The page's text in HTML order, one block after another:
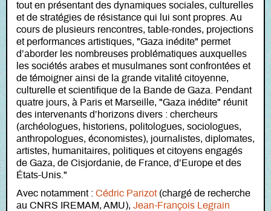
tout en présentant des dynamiques sociales, culturelles
et de stratégies de résistance qui lui sont propres. Au
cours de plusieurs rencontres, table-rondes, projections
et performances artistiques, "Gaza inédite" permet
d’aborder les nombreuses problématiques auxquelles
les sociétés arabes et musulmanes sont confrontées et
de témoigner ainsi de la grande vitalité citoyenne,
culturelle et scientifique de la Bande de Gaza. Pendant
quatre jours, à Paris et Marseille, "Gaza inédite" réunit
des intervenants d’horizons divers : chercheurs
(archéologues, historiens, politologues, sociologues,
anthropologues, économistes), journalistes, diplomates,
artistes, humanitaires, politiques et citoyens engagés
de Gaza, de Cisjordanie, de France, d’Europe et des
États-Unis."
Avec notamment : Cédric Parizot(chargé de recherche
au CNRS IREMAM, AMU), Jean-François Legrain